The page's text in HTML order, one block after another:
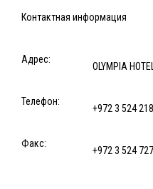
Контактная информация
Адрес:
OLYMPIA
Телефон:
+972 3 524
Факс:
+972 3 524